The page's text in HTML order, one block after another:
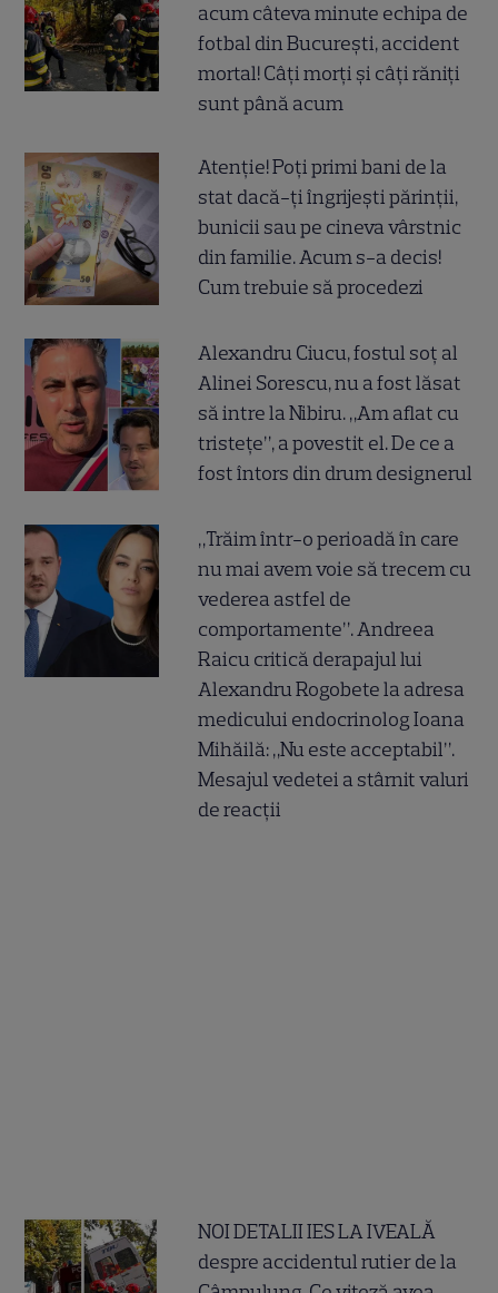
acum câteva minute echipa de
fotbal din București, accident
mortal! Câți morți și câți răniți
sunt până acum
Atenție! Poți primi bani de la
stat dacă-ți îngrijești părinții,
bunicii sau pe cineva vârstnic
din familie. Acum s-a decis!
Cum trebuie să procedezi
Alexandru Ciucu, fostul soț al
Alinei Sorescu, nu a fost lăsat
să intre la Nibiru. „Am aflat cu
tristețe”, a povestit el. De ce a
fost întors din drum designerul
„Trăim într-o perioadă în care
nu mai avem voie să trecem cu
vederea astfel de
comportamente”. Andreea
Raicu critică derapajul lui
Alexandru Rogobete la adresa
medicului endocrinolog Ioana
Mihăilă: „Nu este acceptabil”.
Mesajul vedetei a stârnit valuri
de reacții
NOI DETALII IES LA IVEALĂ
despre accidentul rutier de la